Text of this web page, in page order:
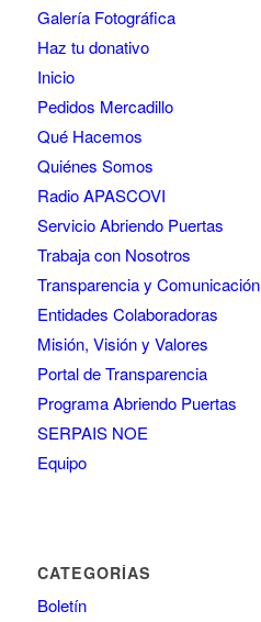
Galería Fotográfica
Haz tu donativo
Inicio
Pedidos Mercadillo
Qué Hacemos
Quiénes Somos
Radio APASCOVI
Servicio Abriendo Puertas
Trabaja con Nosotros
Transparencia y Comunicación
Entidades Colaboradoras
Misión, Visión y Valores
Portal de Transparencia
Programa Abriendo Puertas
SERPAIS NOE
Equipo
CATEGORÍAS
Boletín